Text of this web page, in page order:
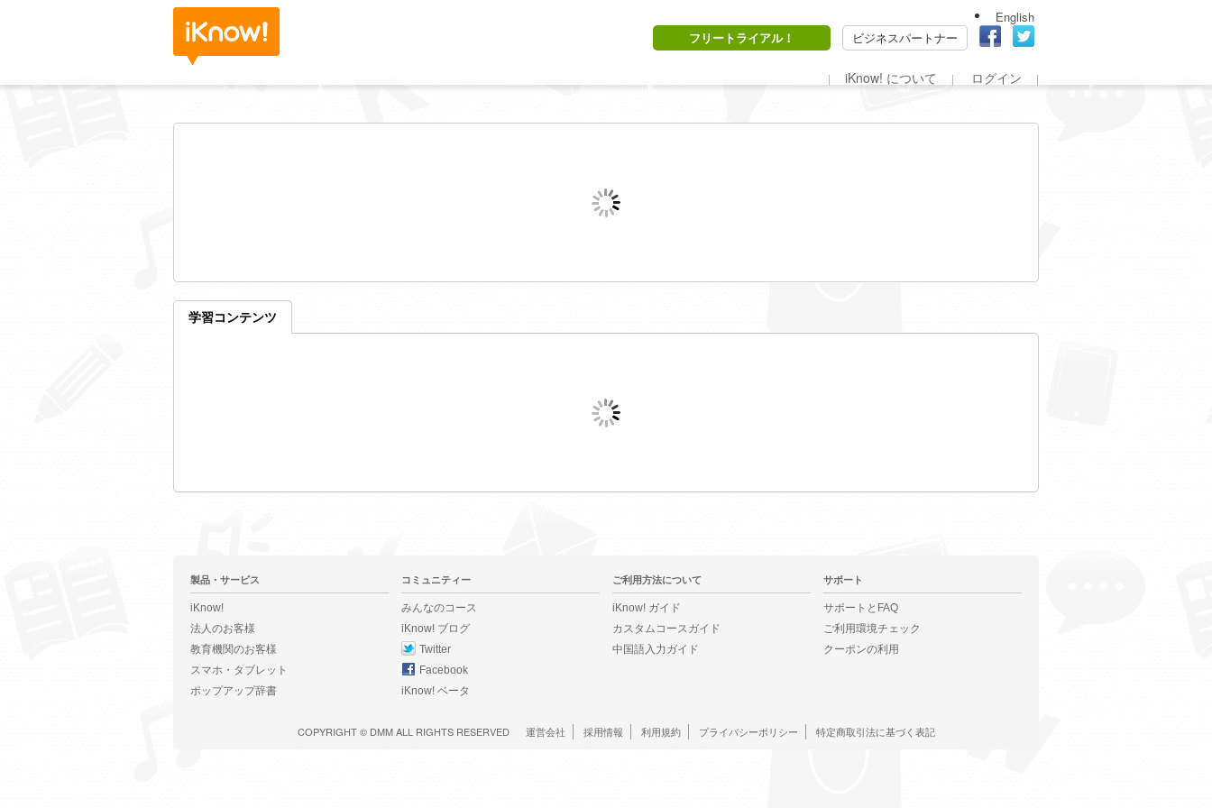
English
フリートライアル！
ビジネスパートナー
iKnow! について ログイン
学習コンテンツ
製品・サービス
iKnow!
法人のお客様
教育機関のお客様
スマホ・タブレット
ポップアップ辞書
コミュニティー
みんなのコース
iKnow! ブログ
Twitter
Facebook
iKnow! ベータ
ご利用方法について
iKnow! ガイド
カスタムコースガイド
中国語入力ガイド
サポート
サポートとFAQ
ご利用環境チェック
クーポンの利用
COPYRIGHT © DMMALL RIGHTS RESERVED 運営会社 採用情報 利用規約 プライバシーポリシー 特定商取引法に基づく表記